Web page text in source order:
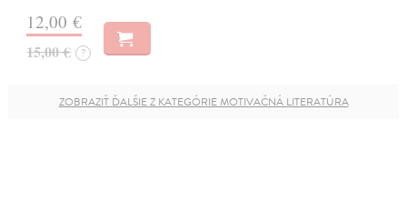
12,00 €
15,00 € ?
ZOBRAZIŤ ĎALŠIE Z KATEGÓRIE MOTIVAČNÁ LITERATÚRA